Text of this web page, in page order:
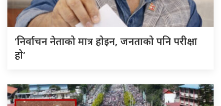
‘निर्वाचन नेताको मात्र होइन, जनताको पनि परीक्षा
हो’